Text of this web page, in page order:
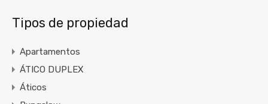
Tipos de propiedad
Apartamentos
ÁTICO DUPLEX
Áticos